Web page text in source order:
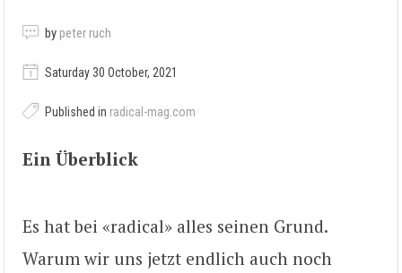
by peter ruch
Saturday 30 October, 2021
Published in radical-mag.com
Ein Überblick
Es hat bei «radical» alles seinen Grund.
Warum wir uns jetzt endlich auch noch